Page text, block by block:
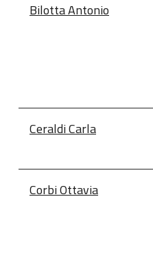
Bilotta Antonio
Ceraldi Carla
Corbi Ottavia